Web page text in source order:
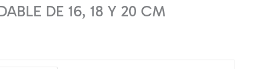
DE 16, 18 Y 20 CM